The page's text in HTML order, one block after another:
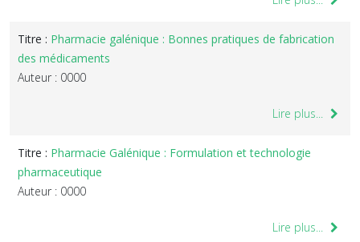
Titre : Pharmacie galénique : Bonnes pratiques de fabrication
des médicaments
Auteur : 0000
Lire plus...
Titre : Pharmacie Galénique : Formulation et technologie
pharmaceutique
Auteur : 0000
Lire plus...